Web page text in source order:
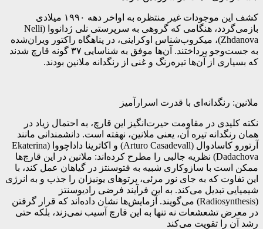
کشف این موجودات غیر منتظره به اواخر دهه ۱۹۹۰ میلادی
بازمی‌گردد، هنگامی که گروهی به سرپرستی نلی ژدانووا (Nelli
Zhdanova)، میکروب‌شناس اوکراینی، در پناهگاه راکتور ویران‌شده
به جست‌وجو پرداختند. آن‌ها موفق به شناسایی ۳۷ گونه قارچ شدند
که بسیاری از آن‌ها تیره‌رنگ و غنی از رنگدانه ملانین بودند.
ملانین: رنگدانه‌ای با قدرت اسرارآمیز
نکته کلیدی در مقاومت حیرت‌انگیز این قارچ، به احتمال زیاد در
همان رنگدانه تیره آن، یعنی ملانین، نهفته است. دانشمندانی مانند
آرتورو کاسادوال (Arturo Casadevall) و اکاترینا داداچووا (Ekaterina
Dadachova) نظریه جالبی را مطرح کرده‌اند: ملانین در این قارچ‌ها
ممکن است با سازوکاری شبیه به فتوسنتز در گیاهان عمل کند، با
این تفاوت که به جای نور مرئی، پرتوهای یونیزان را جذب و به انرژی
شیمیایی تبدیل می‌کند. به این فرآیند فرضی رادیوسنتز
(Radiosynthesis) می‌گویند. آزمایش‌ها نشان داده‌اند که قرار گرفتن
در معرض تشعشعات نه تنها به این قارچ آسیب نمی‌زند، بلکه حتی
رشد آن را تقویت می‌کند